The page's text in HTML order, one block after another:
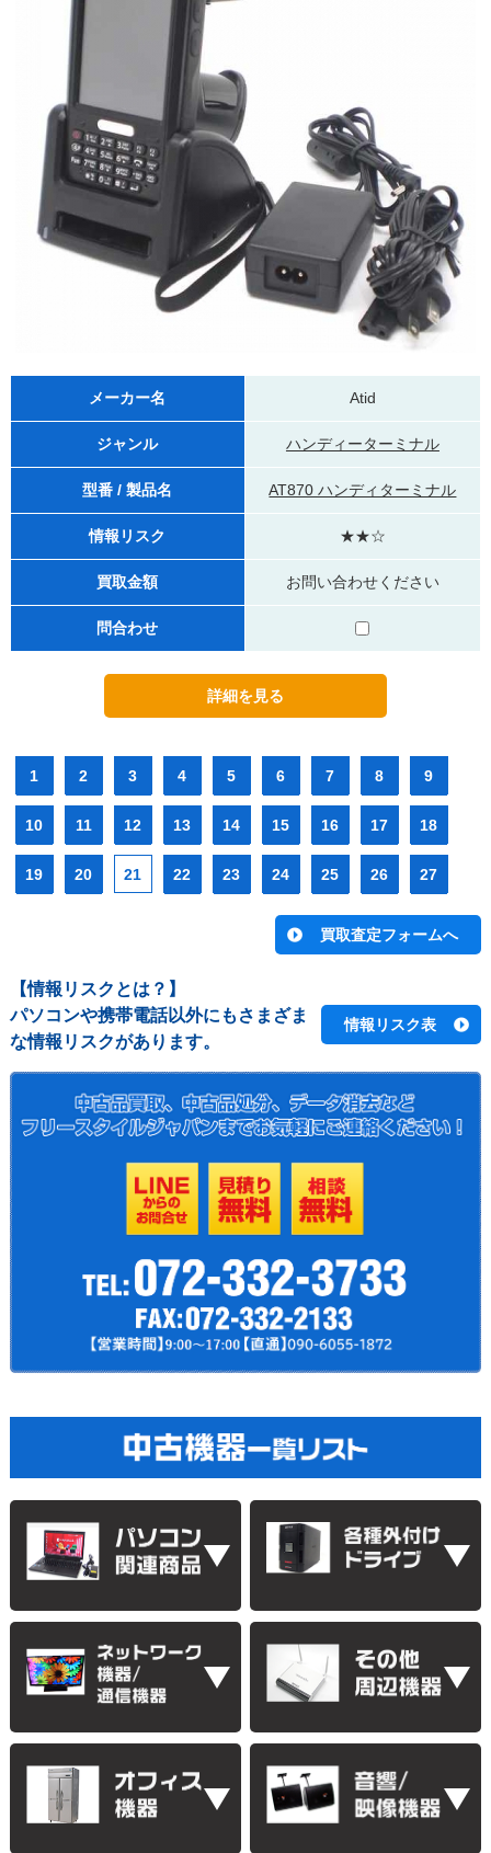
メーカー名 Atid
ジャンル ハンディーターミナル
型番 / 製品名 AT870 ハンディターミナル
情報リスク ★★☆
買取金額 お問い合わせください
問合わせ
1 2 3 4 5 6 7 8 9
10 11 12 13 14 15 16 17 18
19 20 21 22 23 24 25 26 27
【情報リスクとは？】
パソコンや携帯電話以外にもさまざま
な情報リスクがあります。
情報リスク表